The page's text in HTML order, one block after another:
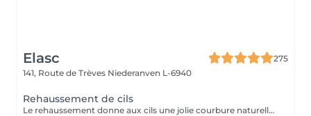
Elasc
275
141, Route de Trèves Niederanven L-6940
Rehaussement de cils
Le rehaussement donne aux cils une jolie courbure naturelle afin d'ouvrir le regard. La kératine apporte aux cils résistance, solidité et vitalité. Misencil est une gamme de produits spécifique pour le contour de l'oeil. Tenue : environ 5 semaines.